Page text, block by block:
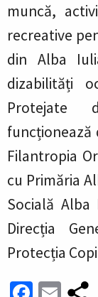
muncă,
recreative
din Alba
dizabilități
Protejate
funcționează
Filantropia
cu Primăria
Socială
Direcția
Protecția